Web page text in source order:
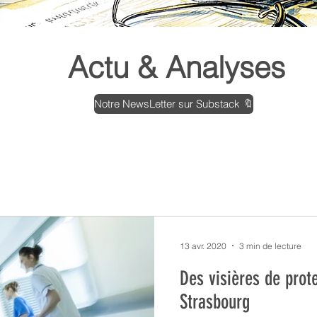
Actu & Analyses
Notre NewsLetter sur Substack 🔖
Des visières de
Strasbourg
13 avr. 2020 3 min de lecture